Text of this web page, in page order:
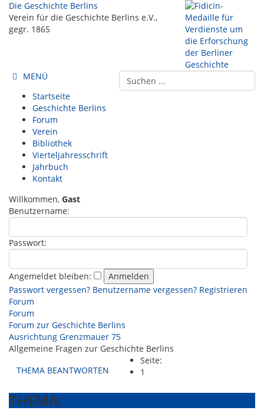
Die Geschichte Berlins
Verein für die Geschichte Berlins e.V.,
gegr. 1865
MENÜ
Startseite
Geschichte Berlins
Forum
Verein
Bibliothek
Vierteljahresschrift
Jahrbuch
Kontakt
Willkommen, Gast
Benutzername:
Passwort:
Angemeldet bleiben:
Passwort vergessen? Benutzername vergessen? Registrieren
Forum
Forum
Forum zur Geschichte Berlins
Ausrichtung Grenzmauer 75
Allgemeine Fragen zur Geschichte Berlins
THEMA BEANTWORTEN
Seite:
1
THEMA: